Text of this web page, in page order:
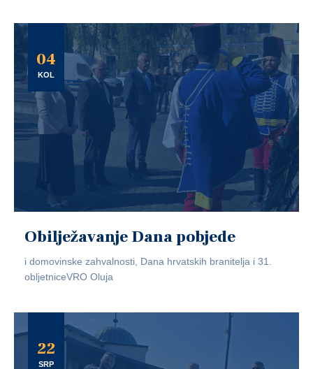
04
KOL
Obilježavanje Dana pobjede
i domovinske zahvalnosti, Dana hrvatskih branitelja i 31.
obljetniceVRO Oluja
22
SRP